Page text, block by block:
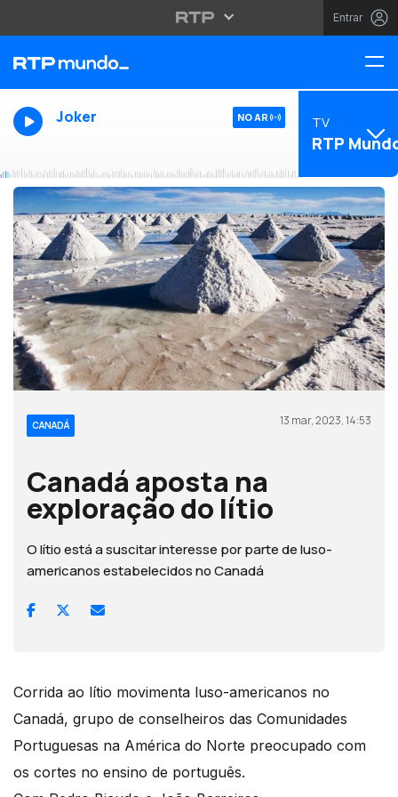
Entrar
Joker NO AR TV
RTP
CANADÁ 13 mar, 2023, 14:53
Canadá aposta na
exploração do lítio
O lítio está a suscitar interesse por parte de luso-
americanos estabelecidos no Canadá
Corrida ao lítio movimenta luso-americanos no
Canadá, grupo de conselheiros das Comunidades
Portuguesas na América do Norte preocupado com
os cortes no ensino de português.